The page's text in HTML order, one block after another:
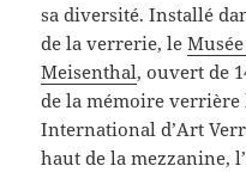
sa diversité. Installé
de la verrerie, le
Meisenthal, ouvert de
de la mémoire verrière
International d’Art
haut de la mezzanine,